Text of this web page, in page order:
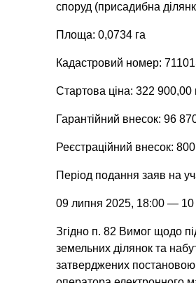
споруд (присадибна
Площа: 0,0734 га
Кадастровий номер:
Стартова ціна: 322 900,00
Гарантійний внесок: 96
Реєстраційний внесок:
Період подання заяв на
09 липня 2025, 18:00 — 10
Згідно п. 82 Вимог щодо
земельних ділянок та
затверджених постановою